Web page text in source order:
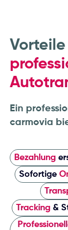
Ein
carmovia
Bezahlung
Sofortige
Tracking &